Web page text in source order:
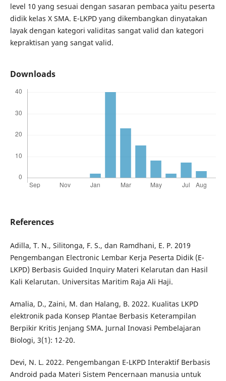
level 10 yang sesuai dengan sasaran pembaca yaitu peserta
didik kelas X SMA. E-LKPD yang dikembangkan dinyatakan
layak dengan kategori validitas sangat valid dan kategori
kepraktisan yang sangat valid.
Downloads
References
Adilla, T. N., Silitonga, F. S., dan Ramdhani, E. P. 2019
Pengembangan Electronic Lembar Kerja Peserta Didik (E-
LKPD) Berbasis Guided Inquiry Materi Kelarutan dan Hasil
Kali Kelarutan. Universitas Maritim Raja Ali Haji.
Amalia, D., Zaini, M. dan Halang, B. 2022. Kualitas LKPD
elektronik pada Konsep Plantae Berbasis Keterampilan
Berpikir Kritis Jenjang SMA. Jurnal Inovasi Pembelajaran
Biologi, 3(1): 12-20.
Devi, N. L. 2022. Pengembangan E-LKPD Interaktif Berbasis
Android pada Materi Sistem Pencernaan manusia untuk